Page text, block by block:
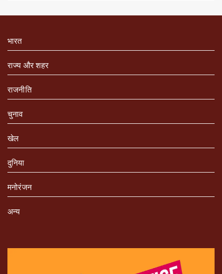
भारत
राज्य और शहर
राजनीति
चुनाव
खेल
दुनिया
मनोरंजन
अन्य